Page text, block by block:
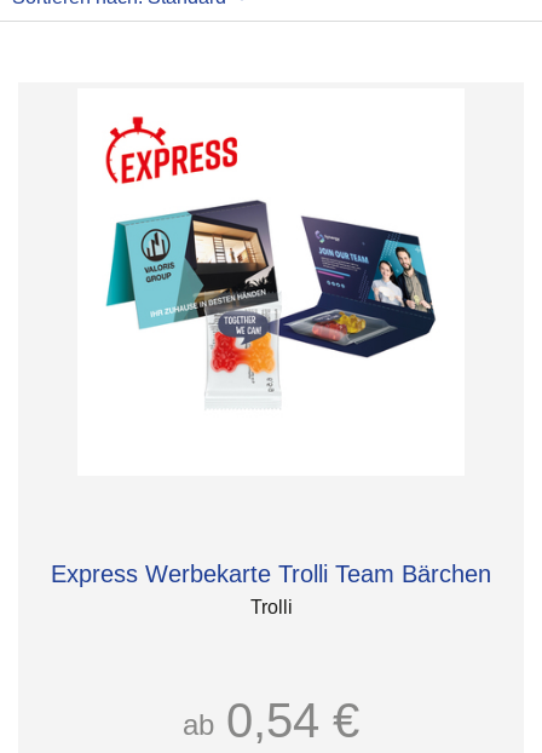
Express Werbekarte Trolli Team Bärchen
Trolli
ab 0,54 €